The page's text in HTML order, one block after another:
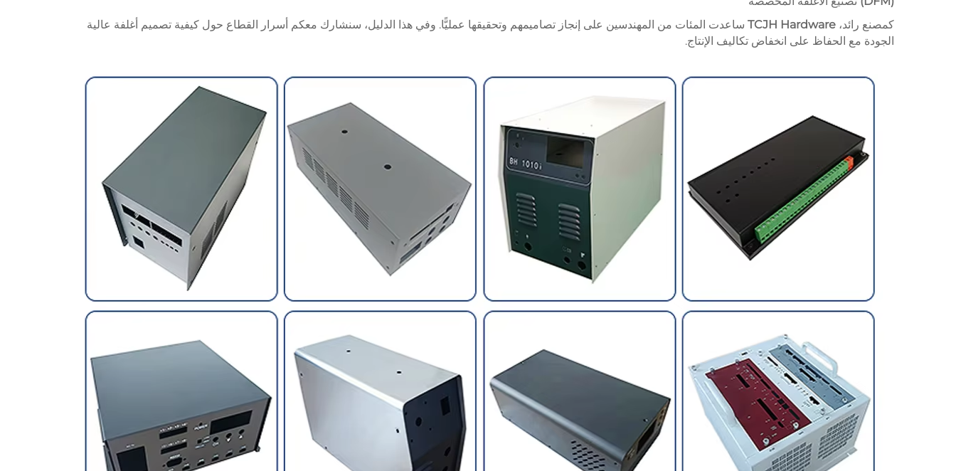
كمصنع رائد، TCJH Hardware ساعدت المئات من المهندسين على إنجاز تصاميمهم وتحقيقها عمليًّا. وفي هذا الدليل، سنشارك معكم أسرار القطاع حول كيفية تصميم أغلفة عالية
الجودة مع الحفاظ على انخفاض تكاليف الإنتاج.